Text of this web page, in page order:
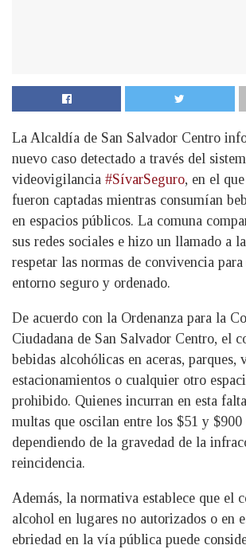
La Alcaldía de San Salvador Centro
nuevo caso detectado a través del
videovigilancia #SívarSeguro, en el
fueron captadas mientras consumían
en espacios públicos. La comuna
sus redes sociales e hizo un llamado a
respetar las normas de convivencia
entorno seguro y ordenado.
De acuerdo con la Ordenanza para la
Ciudadana de San Salvador Centro, el
bebidas alcohólicas en aceras, parques,
estacionamientos o cualquier otro
prohibido. Quienes incurran en esta
multas que oscilan entre los $51 y $900
dependiendo de la gravedad de la
reincidencia.
Además, la normativa establece que el
alcohol en lugares no autorizados o en
ebriedad en la vía pública puede